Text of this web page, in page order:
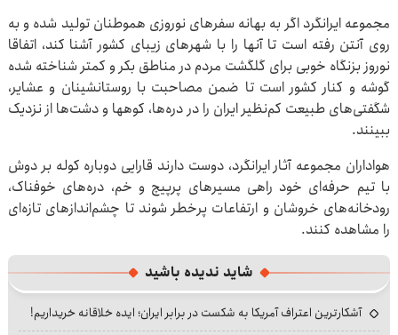
مجموعه ایرانگرد اگر به بهانه سفرهای نوروزی هموطنان تولید شده و به
روی آنتن رفته است تا آنها را با شهرهای زیبای کشور آشنا کند، اتفاقا
نوروز بزنگاه خوبی برای گلگشت مردم در مناطق بکر و کمتر شناخته شده
گوشه و کنار کشور است تا ضمن مصاحبت با روستانشینان و عشایر،
شگفتی‌های طبیعت کم‌نظیر ایران را در دره‌ها، کوهها و دشت‌ها از نزدیک
ببینند.
هواداران مجموعه آثار ایرانگرد، دوست دارند قارایی دوباره کوله بر دوش
با تیم حرفه‌ای خود راهی مسیرهای پرپیچ و خم، دره‌های خوفناک،
رودخانه‌های خروشان و ارتفاعات پرخطر شوند تا چشم‌اندازهای تازه‌ای
را مشاهده کنند.
شاید ندیده باشید
آشکارترین اعتراف آمریکا به شکست در برابر ایران؛ ایده خلاقانه خریداریم!